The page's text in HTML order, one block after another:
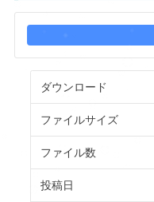
ダウンロード
ファイルサイズ
ファイル数
投稿日